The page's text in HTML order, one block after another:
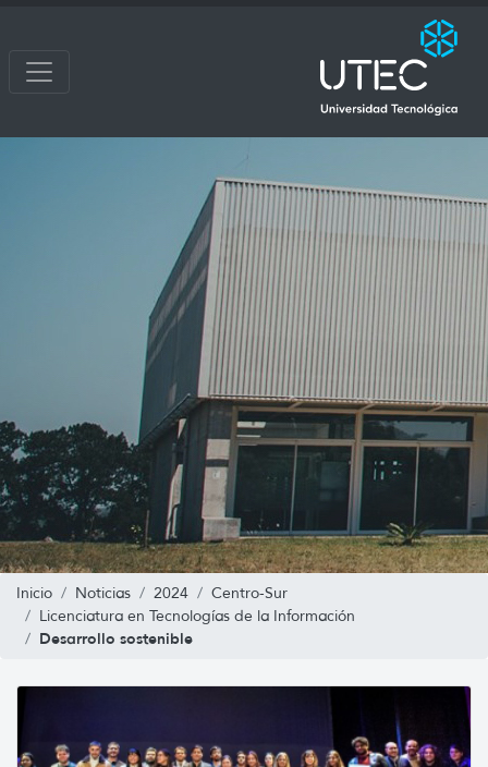
Inicio Noticias 2024
Centro-Sur
Licenciatura en Tecnologías de la Información
Desarrollo sostenible